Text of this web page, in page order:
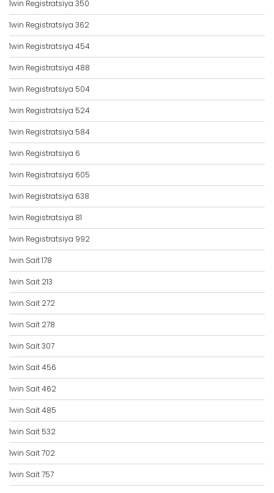
1win Registratsiya 350
1win Registratsiya 362
1win Registratsiya 454
1win Registratsiya 488
1win Registratsiya 504
1win Registratsiya 524
1win Registratsiya 584
1win Registratsiya 6
1win Registratsiya 605
1win Registratsiya 638
1win Registratsiya 81
1win Registratsiya 992
1win Sait 178
1win Sait 213
1win Sait 272
1win Sait 278
1win Sait 307
1win Sait 456
1win Sait 462
1win Sait 485
1win Sait 532
1win Sait 702
1win Sait 757